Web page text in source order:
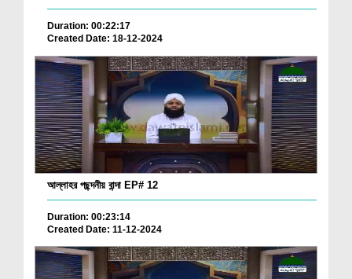
Duration: 00:22:17
Created Date: 18-12-2024
আল্লাহর পছন্দনীয় বান্দা EP# 12
Duration: 00:23:14
Created Date: 11-12-2024